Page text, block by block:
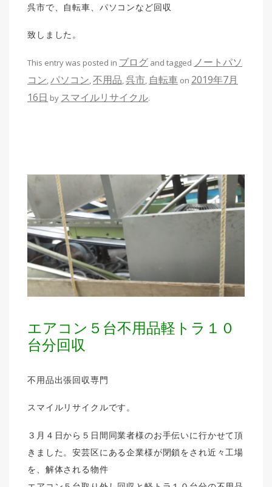
呉市で、自転車、パソコンなど回収
致しました。
This entry was posted in ブログ and tagged ノートパソ
コン,パソコン,不用品,呉市, 自転車 on 2019年7月
16日 by スマイルリサイクル.
エアコン５台不用品軽トラ１０
台分回収
不用品出張回収専門
スマイルリサイクルです。
３月４日から５日間同業者様のお手伝いに行かせて頂
きました。安芸区にある企業様が閉鎖をされ近々工場
を、解体される物件